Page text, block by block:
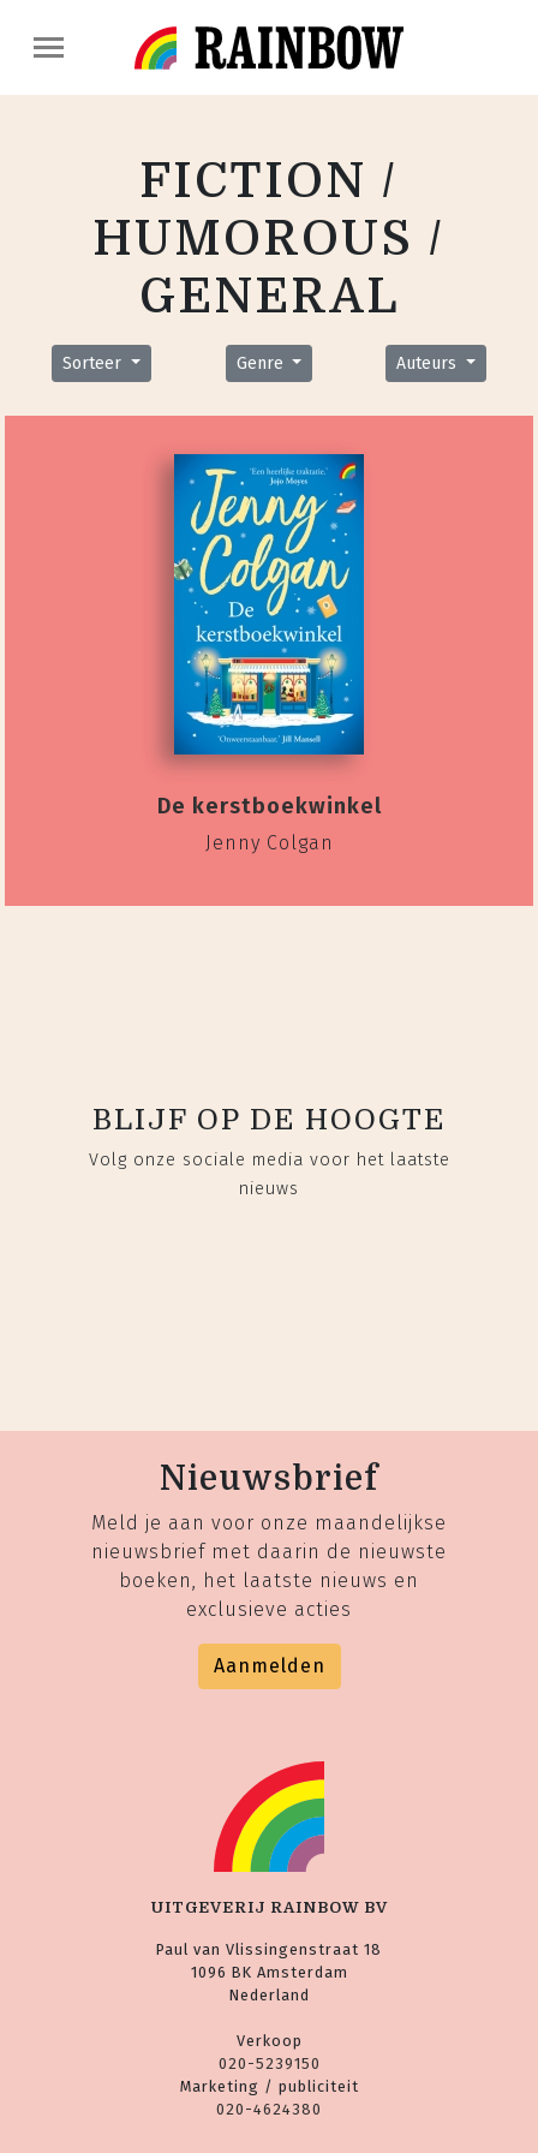
FICTION /
HUMOROUS /
GENERAL
Sorteer Genre Auteurs
De kerstboekwinkel
Jenny Colgan
BLIJF OP DE HOOGTE
Volg onze sociale media voor het laatste
nieuws
Nieuwsbrief
Meld je aan voor onze maandelijkse
nieuwsbrief met daarin de nieuwste
boeken, het laatste nieuws en
exclusieve acties
Aanmelden
UITGEVERIJ RAINBOW BV
Paul van Vlissingenstraat 18
1096 BK Amsterdam
Nederland
Verkoop
020-5239150
Marketing / publiciteit
020-4624380